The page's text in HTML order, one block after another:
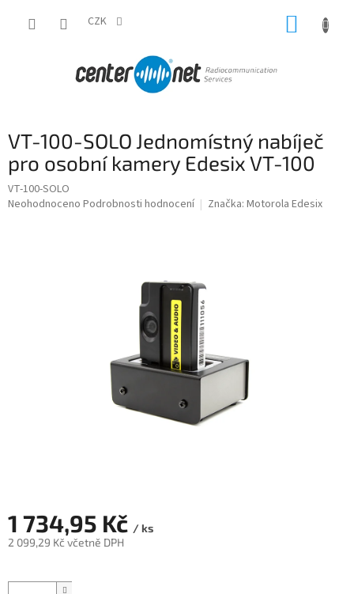
CZK
VT-100-SOLO Jednomístný nabíječ
pro osobní kamery Edesix VT-100
VT-100-SOLO
Průměrné
Neohodnoceno Podrobnosti hodnocení Značka: Motorola Edesix
1 734,95 Kč / ks
2 099,29 Kč včetně DPH
cena: